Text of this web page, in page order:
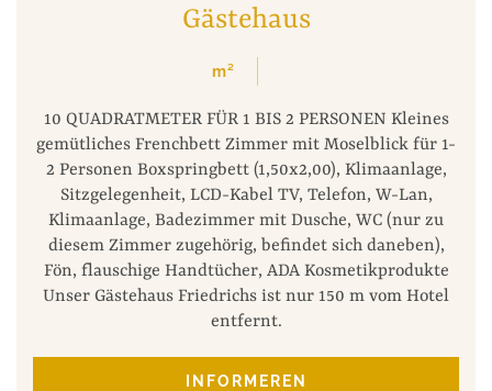
Gästehaus
m²
10 QUADRATMETER FÜR 1 BIS 2 PERSONEN Kleines
gemütliches Frenchbett Zimmer mit Moselblick für 1-
2 Personen Boxspringbett (1,50x2,00), Klimaanlage,
Sitzgelegenheit, LCD-Kabel TV, Telefon, W-Lan,
Klimaanlage, Badezimmer mit Dusche, WC (nur zu
diesem Zimmer zugehörig, befindet sich daneben),
Fön, flauschige Handtücher, ADA Kosmetikprodukte
Unser Gästehaus Friedrichs ist nur 150 m vom Hotel
entfernt.
INFORMEREN